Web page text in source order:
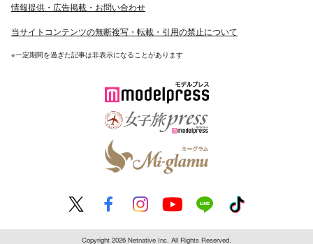
情報提供・広告掲載・お問い合わせ
当サイトコンテンツの無断複写・転載・引用の禁止について
※一定期間を過ぎた記事は非表示になることがあります
Copyright 2026 Netnative Inc. All Rights Reserved.